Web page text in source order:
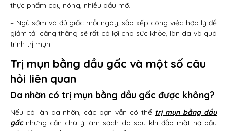
thực phẩm cay nóng, nhiều dầu mỡ.
– Ngủ sớm và đủ giấc mỗi ngày, sắp xếp công việc hợp lý để
giảm tải căng thẳng sẽ rất có lợi cho sức khỏe, làn da và quá
trình trị mụn.
Trị mụn bằng dầu gấc và một số câu
hỏi liên quan
Da nhờn có trị mụn bằng dầu gấc được không?
Nếu có làn da nhờn, các bạn vẫn có thể trị mụn bằng dầu
gấcnhưng cần chú ý làm sạch da sau khi đắp mặt nạ dầu